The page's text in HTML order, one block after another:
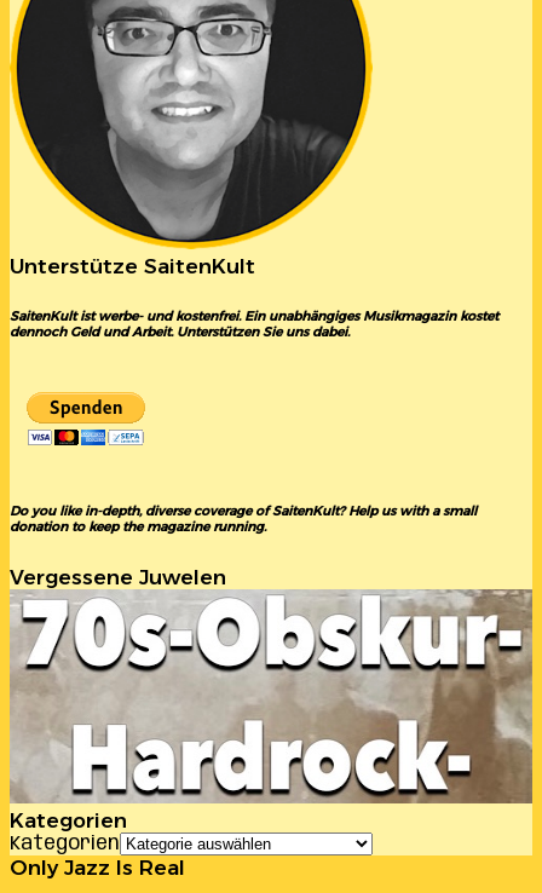
Unterstütze SaitenKult
SaitenKult ist werbe- und kostenfrei. Ein unabhängiges Musikmagazin kostet
dennoch Geld und Arbeit. Unterstützen Sie uns dabei.
Do you like in-depth, diverse coverage of SaitenKult? Help us with a small
donation to keep the magazine running.
Vergessene Juwelen
Kategorien
Kategorien
Only Jazz Is Real